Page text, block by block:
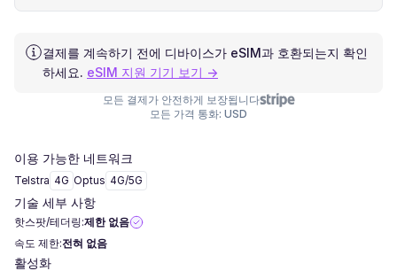
결제를 계속하기 전에 디바이스가 eSIM과 호환되는지 확인
하세요. eSIM 지원 기기 보기 →
모든 결제가 안전하게 보장됩니다
모든 가격 통화: USD
이용 가능한 네트워크
Telstra 4G Optus 4G/5G
기술 세부 사항
핫스팟/테더링:제한 없음
속도 제한:전혀 없음
활성화